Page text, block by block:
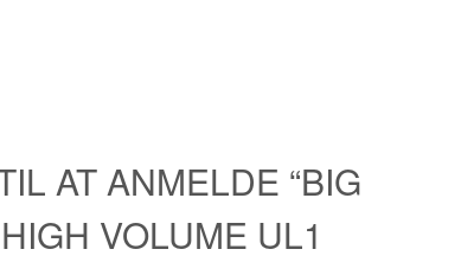
AT ANMELDE “BIG
VOLUME UL1